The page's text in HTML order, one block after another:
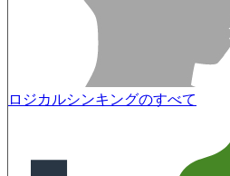
ロジカルシンキングのすべて